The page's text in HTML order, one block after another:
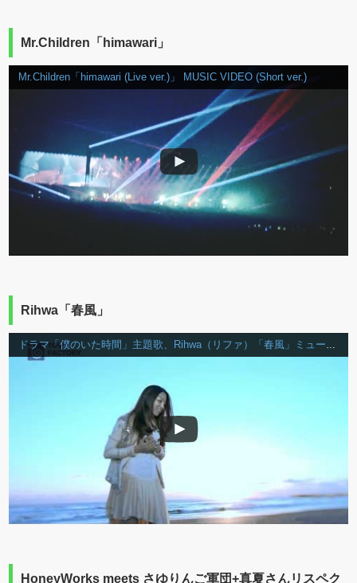
Mr.Children「himawari」
Mr.Children「himawari (Live ver.)」 MUSIC VIDEO (Short ver.)
Rihwa「春風」
ドラマ「僕のいた時間」主題歌、Rihwa（リファ）「春風」ミュージックビデオ
HoneyWorks meets さゆりんご軍団+真夏さんリスペク